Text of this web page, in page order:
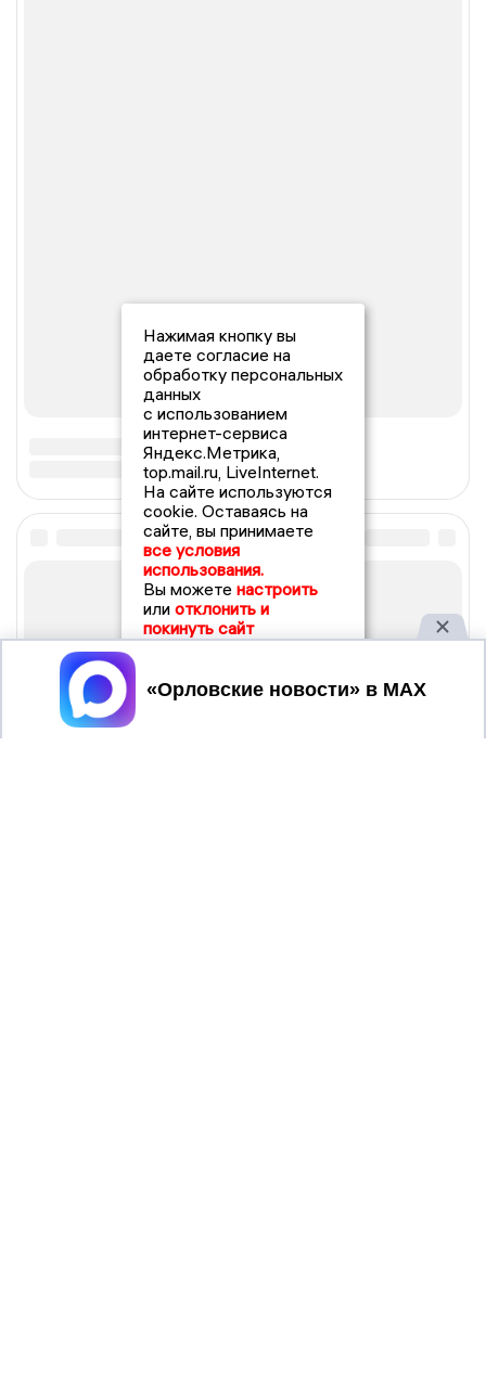
Нажимая кнопку вы
даете согласие на
обработку персональных
данных
с использованием
интернет-сервиса
Яндекс.Метрика,
top.mail.ru, LiveInternet.
На сайте используются
cookie. Оставаясь на
сайте, вы принимаете
все условия
использования.
Вы можете настроить
или отклонить и
покинуть сайт
Принять